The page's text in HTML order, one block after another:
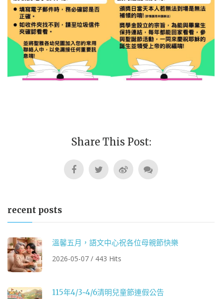
Share This Post:
recent posts
溫馨五月，語文中心祝各位母親節快樂
2026-05-07 / 443 Hits
115年4/3~4/6清明兒童節連假公告